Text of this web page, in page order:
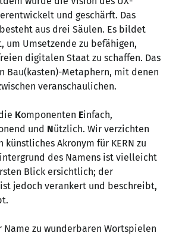
und geschärft. Das
aus drei Säulen. Es bildet
um Umsetzende zu befähigen,
digitalen Staat zu schaffen. Das
Bau(kasten)-Metaphern, mit denen
veranschaulichen.
Komponenten Einfach,
und Nützlich. Wir verzichten
künstliches Akronym für KERN zu
des Namens ist vielleicht
Blick ersichtlich; der
jedoch verankert und beschreibt,
zu wunderbaren Wortspielen